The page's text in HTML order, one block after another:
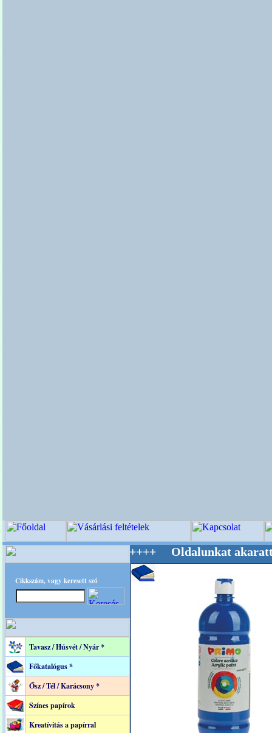
Cikkszám, vagy keresett szó
Tavasz / Húsvét / Nyár *
Főkatalógus *
Ősz / Tél / Karácsony *
Színes papírok
Kreatívitás a papírral
Mestere! +++++++ Oldalunkat akarattal